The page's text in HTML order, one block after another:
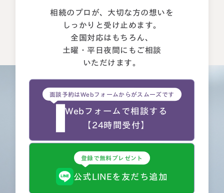
相続のプロが、大切な方の想いを
しっかりと受け止めます。
全国対応はもちろん、
土曜・平日夜間にもご相談
いただけます。
面談予約はWebフォームからがスムーズです
Webフォームで相談する
【24時間受付】
登録で無料プレゼント
公式LINEを友だち追加